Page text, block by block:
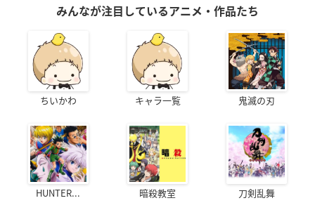
みんなが注目しているアニメ・作品たち
ちいかわ キャラ一覧 鬼滅の刃
HUNTER... 暗殺教室 刀剣乱舞